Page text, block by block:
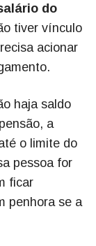
do
tiver vínculo
acionar
haja saldo
a
o limite do
pessoa for
ficar
penhora se a